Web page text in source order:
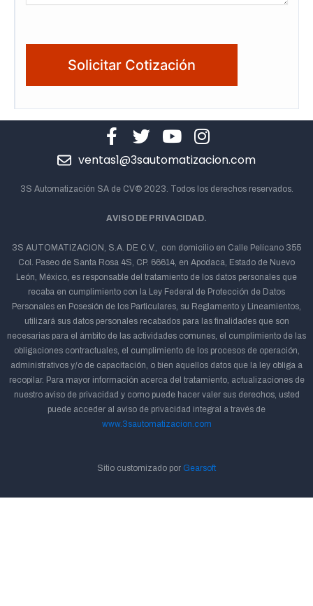
ventas1@3sautomatizacion.com
3S Automatización SA de CV© 2023. Todos los derechos reservados.
AVISO DE PRIVACIDAD.
3S AUTOMATIZACION, S.A. DE C.V., con domicilio en Calle Pelícano 355
Col. Paseo de Santa Rosa 4S, CP. 66614, en Apodaca, Estado de Nuevo
León, México, es responsable del tratamiento de los datos personales que
recaba en cumplimiento con la Ley Federal de Protección de Datos
Personales en Posesión de los Particulares, su Reglamento y Lineamientos,
utilizará sus datos personales recabados para las finalidades que son
necesarias para el ámbito de las actividades comunes, el cumplimiento de las
obligaciones contractuales, el cumplimiento de los procesos de operación,
administrativos y/o de capacitación, o bien aquellos datos que la ley obliga a
recopilar. Para mayor información acerca del tratamiento, actualizaciones de
nuestro aviso de privacidad y como puede hacer valer sus derechos, usted
puede acceder al aviso de privacidad integral a través de
www.3sautomatizacion.com
Sitio customizado por Gearsoft